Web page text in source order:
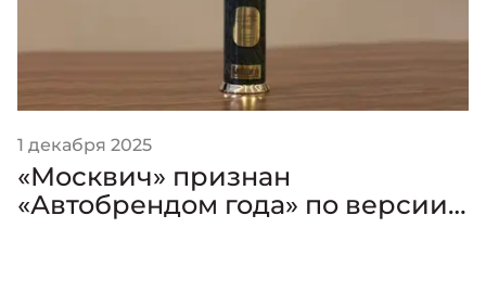
1 декабря 2025
«Москвич» признан
«Автобрендом года» по версии